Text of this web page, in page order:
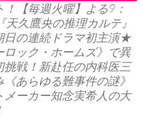
【毎週火曜】よる9：
久鷹央の推理カルテ』
の連続ドラマ初主演★
ック・ホームズ》で異
戦！新赴任の内科医三
あらゆる難事件の謎》
ーカー知念実希人の大